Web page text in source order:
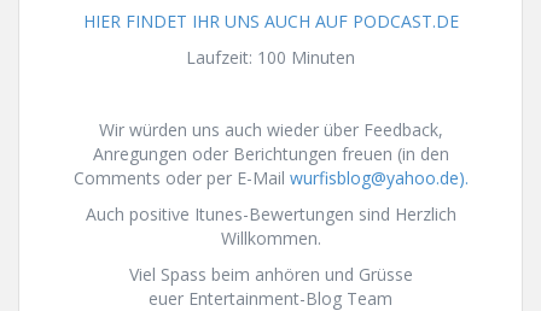
HIER FINDET IHR UNS AUCH AUF PODCAST.DE
Laufzeit: 100 Minuten
Wir würden uns auch wieder über Feedback,
Anregungen oder Berichtungen freuen (in den
Comments oder per E-Mail wurfisblog@yahoo.de).
Auch positive Itunes-Bewertungen sind Herzlich
Willkommen.
Viel Spass beim anhören und Grüsse
euer Entertainment-Blog Team